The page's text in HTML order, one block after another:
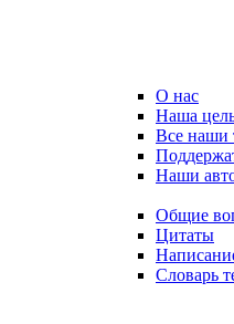
О нас
Наша
Все наши
Наши
Общие
Цитаты
Словарь